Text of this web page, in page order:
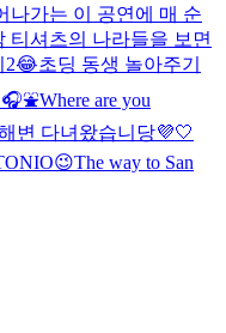
나가는 이 공연에 매 순
티셔츠의 나라들을 보면
2😂초딩 동생 놀아주기
Where are you
변 다녀왔습니당💜🤍
The way to San